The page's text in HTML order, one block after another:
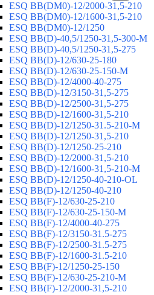
ESQ ВВ(DM0)-12/2000-31,5-210
ESQ ВВ(DM0)-12/1600-31,5-210
ESQ ВВ(DM0)-12/1250
ESQ ВВ(D)-40,5/1250-31,5-300-М
ESQ ВВ(D)-40,5/1250-31,5-275
ESQ ВВ(D)-12/630-25-180
ESQ ВВ(D)-12/630-25-150-М
ESQ ВВ(D)-12/4000-40-275
ESQ ВВ(D)-12/3150-31,5-275
ESQ ВВ(D)-12/2500-31,5-275
ESQ ВВ(D)-12/1600-31,5-210
ESQ ВВ(D)-12/1250-31.5-210-М
ESQ ВВ(D)-12/1250-31,5-210
ESQ ВВ(D)-12/1250-25-210
ESQ BB(D)-12/2000-31,5-210
ESQ BB(D)-12/1600-31,5-210-М
ESQ BB(D)-12/1250-40-210-OL
ESQ BB(D)-12/1250-40-210
ESQ ВВ(F)-12/630-25-210
ESQ ВВ(F)-12/630-25-150-М
ESQ ВВ(F)-12/4000-40-275
ESQ ВВ(F)-12/3150-31.5-275
ESQ ВВ(F)-12/2500-31.5-275
ESQ ВВ(F)-12/1600-31.5-210
ESQ ВВ(F)-12/1250-25-150
ESQ BB(F)-12/630-25-210-М
ESQ BB(F)-12/2000-31,5-210